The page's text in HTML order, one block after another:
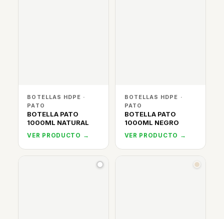
BOTELLAS HDPE ·
PATO
BOTELLA PATO
1000ML NATURAL
VER PRODUCTO →
BOTELLAS HDPE ·
PATO
BOTELLA PATO
1000ML NEGRO
VER PRODUCTO →